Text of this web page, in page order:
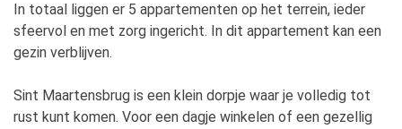
In totaal liggen er 5 appartementen op het terrein, ieder
sfeervol en met zorg ingericht. In dit appartement kan een
gezin verblijven.
Sint Maartensbrug is een klein dorpje waar je volledig tot
rust kunt komen. Voor een dagje winkelen of een gezellig